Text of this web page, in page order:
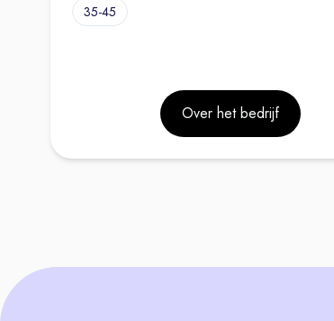
35-45
Over het bedrijf